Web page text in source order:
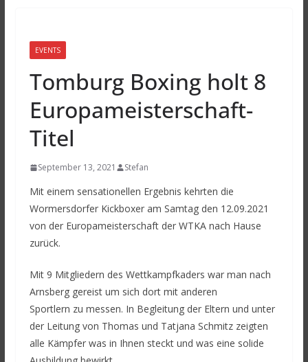
EVENTS
Tomburg Boxing holt 8
Europameisterschaft-
Titel
September 13, 2021 Stefan
Mit einem sensationellen Ergebnis kehrten die
Wormersdorfer Kickboxer am Samtag den 12.09.2021
von der Europameisterschaft der WTKA nach Hause
zurück.
Mit 9 Mitgliedern des Wettkampfkaders war man nach
Arnsberg gereist um sich dort mit anderen
Sportlern zu messen. In Begleitung der Eltern und unter
der Leitung von Thomas und Tatjana Schmitz zeigten
alle Kämpfer was in Ihnen steckt und was eine solide